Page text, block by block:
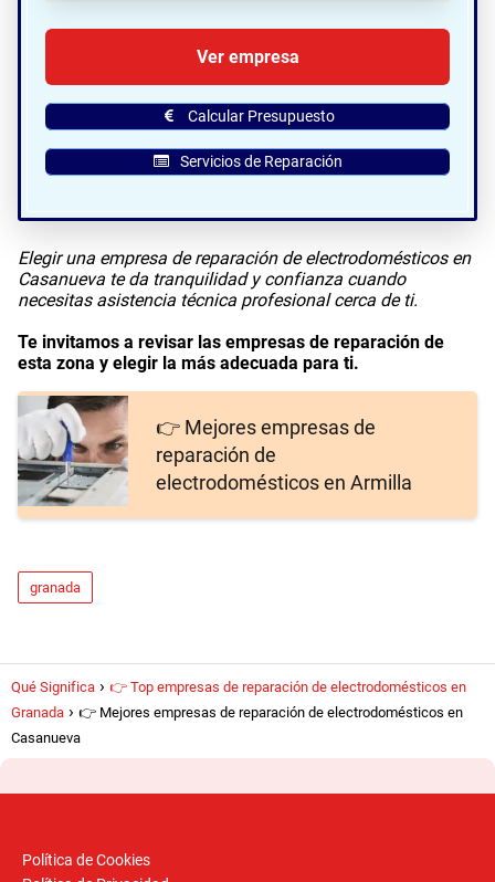
🗺️ Ubicación de El Pirata en
Casanueva:
Ver empresa
Calcular Presupuesto
Servicios de Reparación
Elegir una empresa de reparación de electrodomésticos en
Casanueva te da tranquilidad y confianza cuando
necesitas asistencia técnica profesional cerca de ti.
Te invitamos a revisar las empresas de reparación de
esta zona y elegir la más adecuada para ti.
👉 Mejores empresas de
reparación de
electrodomésticos en Armilla
granada
Qué Significa
👉 Top empresas de reparación de electrodomésticos en
Granada
👉 Mejores empresas de reparación de electrodomésticos en
Casanueva
Política de Cookies